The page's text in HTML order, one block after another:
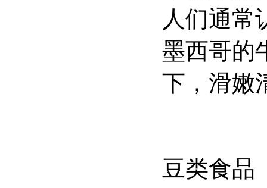
人们通常
墨西哥的
下，滑嫩
豆类食品